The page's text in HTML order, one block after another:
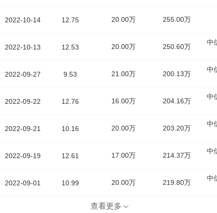
2022-10-14
2022-10-13
2022-09-27
2022-09-22
2022-09-21
2022-09-19
2022-09-01
12.75 20.00万 255.00万
12.53 20.00万 250.60万
中
9.53 21.00万 200.13万
中
12.76 16.00万 204.16万
中
10.16 20.00万 203.20万
中
12.61 17.00万 214.37万
中
10.99 20.00万 219.80万
中
查看更多